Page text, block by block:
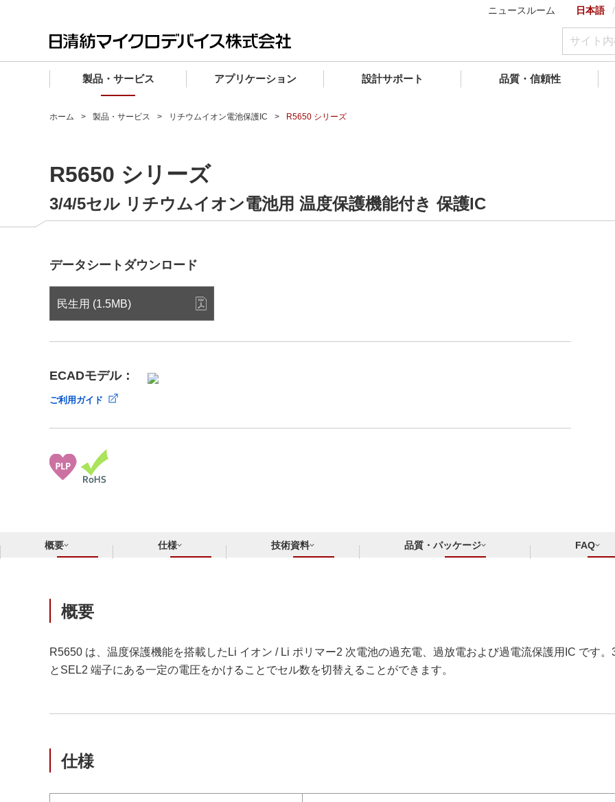
ニュースルーム 日本語
製品・サービス
マイクロ波製品
ファウンドリサービス
MUSESオフィシャルWebサイト
クロスリファレンス検索
アプリケーション
車載機器向けIC
産業機器向けIC
設計サポート
マイクロ波製品
設計フローから探す (電子デバイス)
品質・信頼性
電子デバイス製品
マイクロ波製品
マイクロ波製品
企業理念
会社概要
サステナビリティ
ホーム 製品・サービス リチウムイオン電池保護IC R5650 シリーズ
R5650 シリーズ
3/4/5セル リチウムイオン電池用 温度保護機能付き 保護IC
データシートダウンロード
民生用 (1.5MB)
ECADモデル：
ご利用ガイド
概要 仕様 技術資料 品質・パッケージ FAQ
概要
R5650 は、温度保護機能を搭載したLi イオン / Li ポリマー2 次電池の過充電、過放電および過電流保護用IC です
とSEL2 端子にある一定の電圧をかけることでセル数を切替えることができます。
仕様